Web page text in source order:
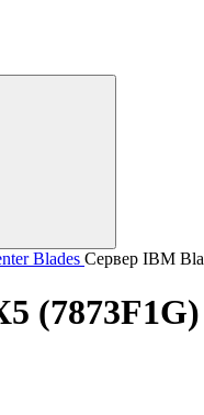
Blades Сервер IBM
(7873F1G)